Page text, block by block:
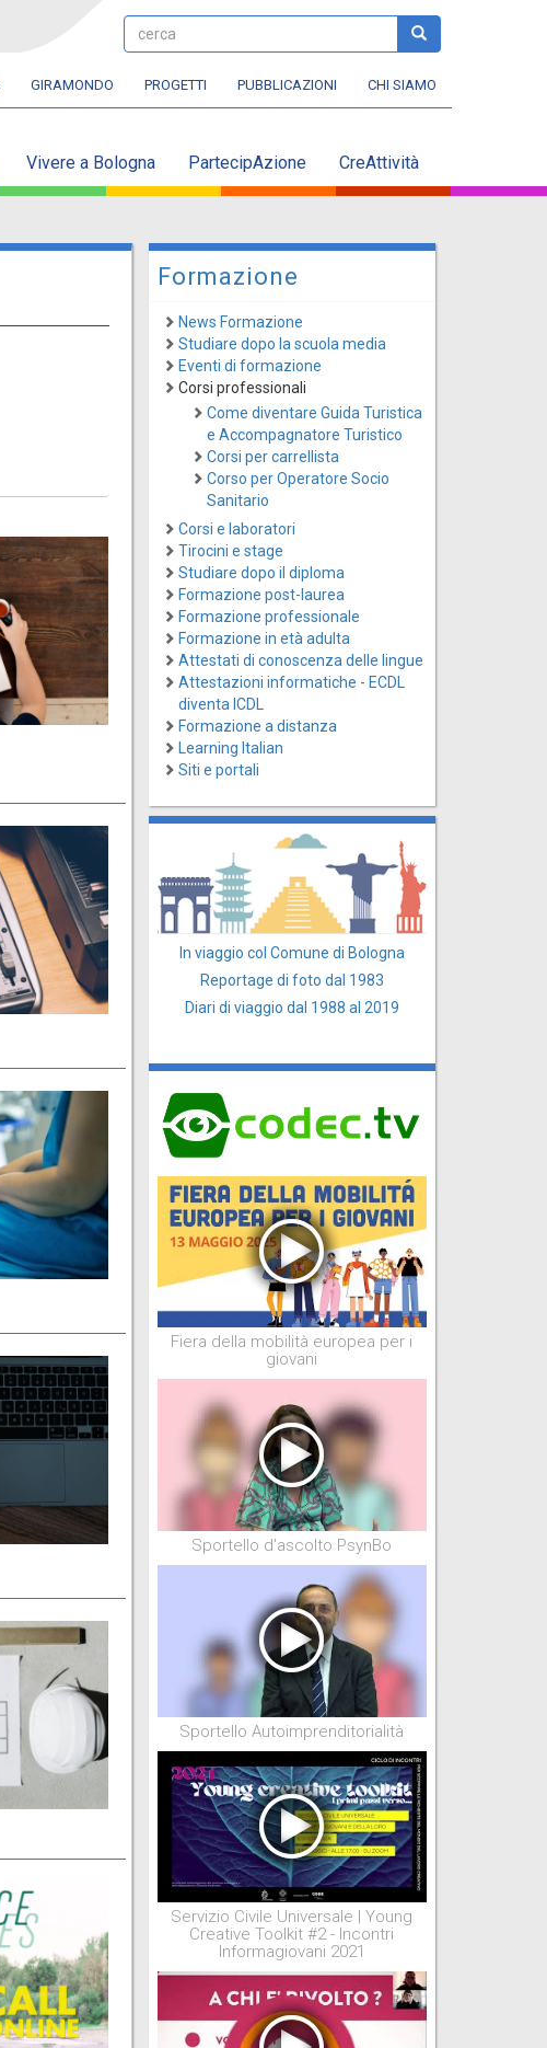
cerca cerca
GIRAMONDO PROGETTI PUBBLICAZIONI CHI SIAMO
Vivere a Bologna PartecipAzione CreAttività
Formazione
News Formazione
Studiare dopo la scuola media
Eventi di formazione
Corsi professionali
Come diventare Guida Turistica
e Accompagnatore Turistico
Corsi per carrellista
Corso per Operatore Socio
Sanitario
Corsi e laboratori
Tirocini e stage
Studiare dopo il diploma
Formazione post-laurea
Formazione professionale
Formazione in età adulta
Attestati di conoscenza delle lingue
Attestazioni informatiche - ECDL
diventa ICDL
Formazione a distanza
Learning Italian
Siti e portali
In viaggio col Comune di Bologna
Reportage di foto dal 1983
Diari di viaggio dal 1988 al 2019
Fiera della mobilità europea per i
giovani
Sportello d'ascolto PsynBo
Sportello Autoimprenditorialità
Servizio Civile Universale | Young
Creative Toolkit #2 - Incontri
Informagiovani 2021